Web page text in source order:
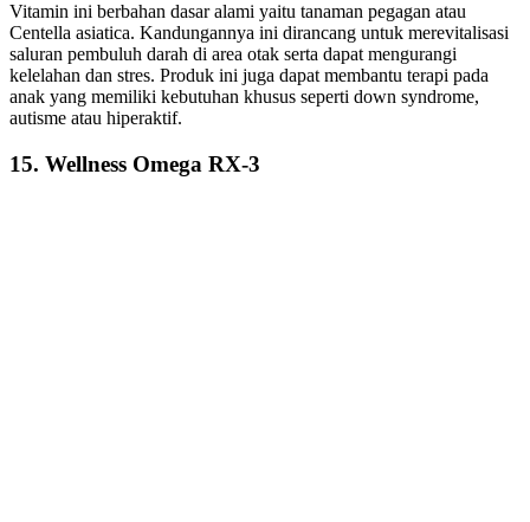
Vitamin ini berbahan dasar alami yaitu tanaman pegagan atau
Centella asiatica. Kandungannya ini dirancang untuk merevitalisasi
saluran pembuluh darah di area otak serta dapat mengurangi
kelelahan dan stres. Produk ini juga dapat membantu terapi pada
anak yang memiliki kebutuhan khusus seperti down syndrome,
autisme atau hiperaktif.
15. Wellness Omega RX-3